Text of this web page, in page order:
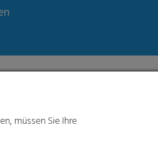
müssen Sie Ihre